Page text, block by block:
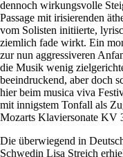
dennoch wirkungsvolle
Passage mit irisierenden
vom Solisten initiierte,
ziemlich fade wirkt. Ein
zur nun aggressiveren
die Musik wenig
beeindruckend, aber doch
hier beim musica viva
mit innigstem Tonfall als
Mozarts Klaviersonate KV
Die überwiegend in
Schwedin Lisa Streich